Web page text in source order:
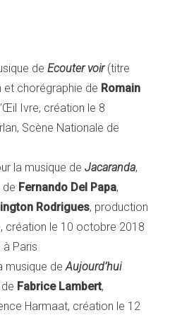
de Ecouter voir(titre
chorégraphie de Romain
Ivre, création le 8
Scène Nationale de
la musique de Jacaranda,
de Fernando Del Papa,
Rodrigues, production
création le 10 octobre 2018
à Paris
musique deAujourd’hui
Fabrice Lambert,
Harmaat, création le 12